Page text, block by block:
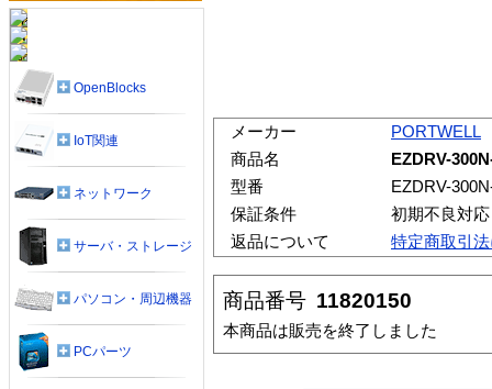
メーカー
PORTWELL
商品名
EZDRV-
型番
EZDRV-
保証条件
初期不良対
返品について
特定商取引
商品番号 11820150
本商品は販売を終了しました
OpenBlocks
IoT関連
ネットワーク
サーバ・ストレージ
パソコン・周辺機器
PCパーツ